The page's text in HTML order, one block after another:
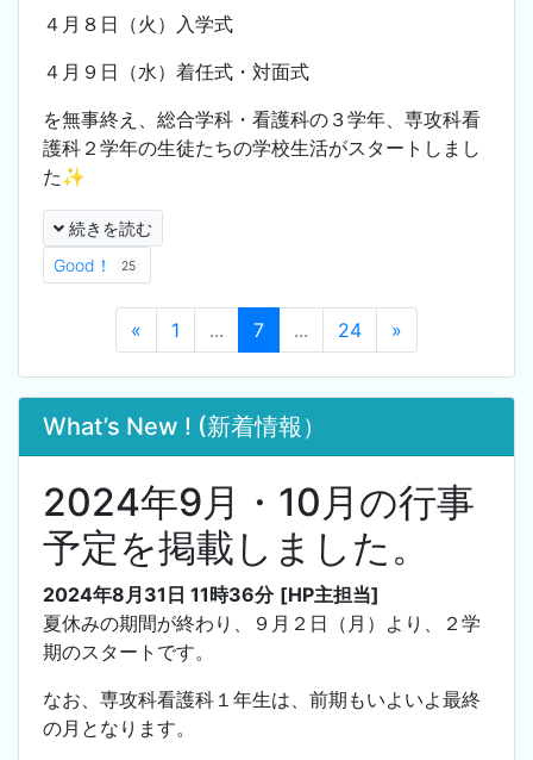
４月８日（火）入学式
４月９日（水）着任式・対面式
を無事終え、総合学科・看護科の３学年、専攻科看
護科２学年の生徒たちの学校生活がスタートしまし
た✨
続きを読む
Good！
25
« 1 ... 7 ... 24 »
What’s New ! (新着情報）
2024年9月・10月の行事
予定を掲載しました。
2024年8月31日 11時36分 [HP主担当]
夏休みの期間が終わり、９月２日（月）より、２学
期のスタートです。
なお、専攻科看護科１年生は、前期もいよいよ最終
の月となります。